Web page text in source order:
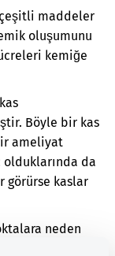
çeşitli maddeler
oluşumunu
kemiğe
Böyle bir kas
ameliyat
olduklarında da
görürse kaslar
neden